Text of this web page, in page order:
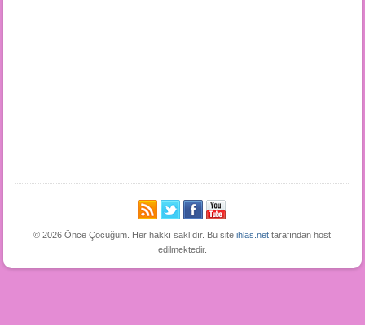
© 2026 Önce Çocuğum. Her hakkı saklıdır. Bu siteihlas.net tarafından host
edilmektedir.